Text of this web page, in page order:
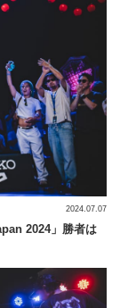
2024」勝者は
2024.07.07